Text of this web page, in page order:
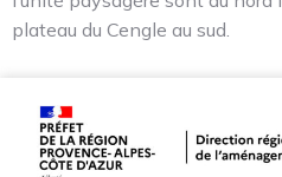
plateau du Cengle au sud.